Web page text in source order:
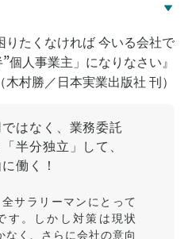
りたくなければ 今いる会社で
”個人事業主」になりなさい』
（木村勝／日本実業出版社 刊）
はなく、業務委託
半分独立」して、
働く！
サラリーマンにとって
す。しかし対策は現状
なく、さらに会社の意向